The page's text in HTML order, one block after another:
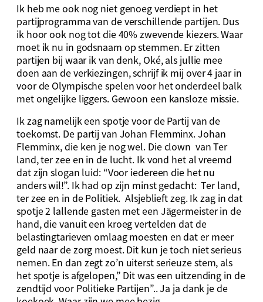
Ik heb me ook nog niet genoeg verdiept in het
partijprogramma van de verschillende partijen. Dus
ik hoor ook nog tot die 40% zwevende kiezers. Waar
moet ik nu in godsnaam op stemmen. Er zitten
partijen bij waar ik van denk, Oké, als jullie mee
doen aan de verkiezingen, schrijf ik mij over 4 jaar in
voor de Olympische spelen voor het onderdeel balk
met ongelijke liggers. Gewoon een kansloze missie.
Ik zag namelijk een spotje voor de Partij van de
toekomst. De partij van Johan Flemminx. Johan
Flemminx, die ken je nog wel. Die clown van Ter
land, ter zee en in de lucht. Ik vond het al vreemd
dat zijn slogan luid: “Voor iedereen die het nu
anders wil!”. Ik had op zijn minst gedacht: Ter land,
ter zee en in de Politiek. Alsjeblieft zeg. Ik zag in dat
spotje 2 lallende gasten met een Jägermeister in de
hand, die vanuit een kroeg vertelden dat de
belastingtarieven omlaag moesten en dat er meer
geld naar de zorg moest. Dit kun je toch niet serieus
nemen. En dan zegt zo’n uiterst serieuze stem, als
het spotje is afgelopen,” Dit was een uitzending in de
zendtijd voor Politieke Partijen”.. Ja ja dank je de